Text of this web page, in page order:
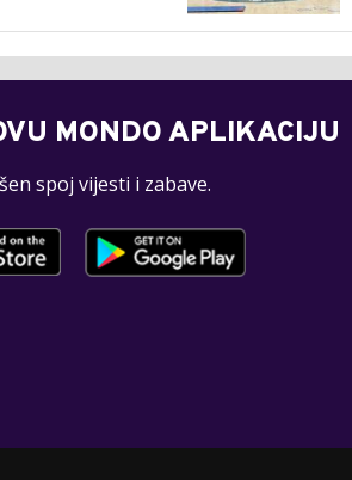
MONDO APLIKACIJU
spoj vijesti i zabave.